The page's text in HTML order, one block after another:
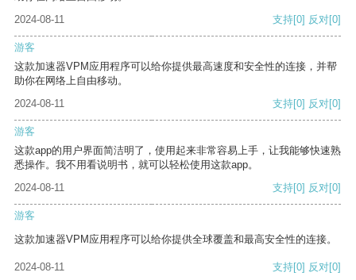
2024-08-11
支持[0] 反对[0]
游客
这款加速器VPM应用程序可以给你提供最高速度和安全性的连接，并帮
助你在网络上自由移动。
2024-08-11
支持[0] 反对[0]
游客
这款app的用户界面简洁明了，使用起来非常容易上手，让我能够快速熟
悉操作。我不用看说明书，就可以轻松使用这款app。
2024-08-11
支持[0] 反对[0]
游客
这款加速器VPM应用程序可以给你提供全球覆盖和最高安全性的连接。
2024-08-11 支持[0] 反对[0]